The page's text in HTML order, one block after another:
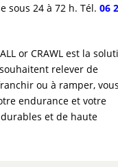
sous 24 à 72 h. Tél. 06
or CRAWL est la
relever de
ou à ramper, vous
endurance et votre
et de haute